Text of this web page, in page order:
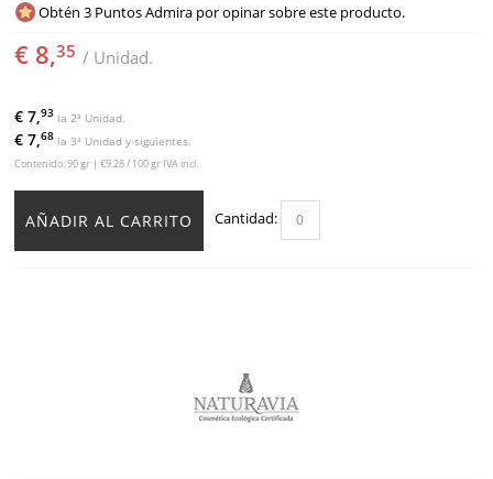
Obtén 3 Puntos Admira por opinar sobre este producto.
€ 8,35 / Unidad.
€ 7,93 la 2ª Unidad.
€ 7,68 la 3ª Unidad y siguientes.
Contenido: 90 gr | €9.28 / 100 gr IVA incl.
AÑADIR AL CARRITO Cantidad: